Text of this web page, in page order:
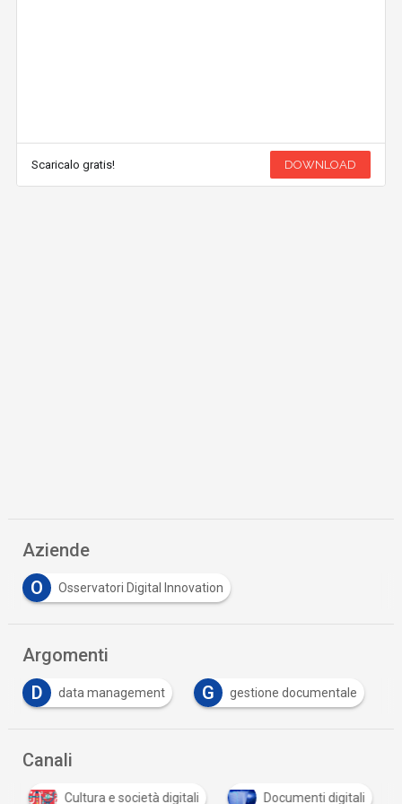
Scaricalo gratis! DOWNLOAD
Aziende
O
Osservatori Digital Innovation
Argomenti
G
gestione documentale I Industria 5.0
Canali
Cultura e società digitali Documenti digitali